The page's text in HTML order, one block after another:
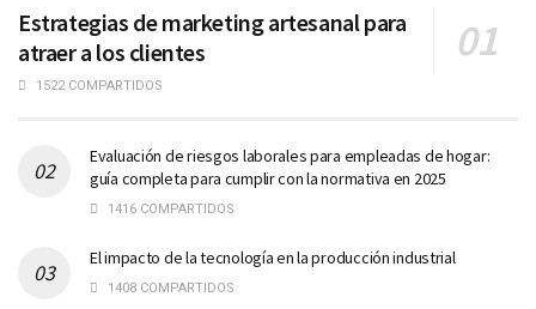
Estrategias de marketing artesanal para
atraer a los clientes
1522 COMPARTIDOS
Evaluación de riesgos laborales para empleadas de hogar:
guía completa para cumplir con la normativa en 2025
1416 COMPARTIDOS
El impacto de la tecnología en la producción industrial
1408 COMPARTIDOS